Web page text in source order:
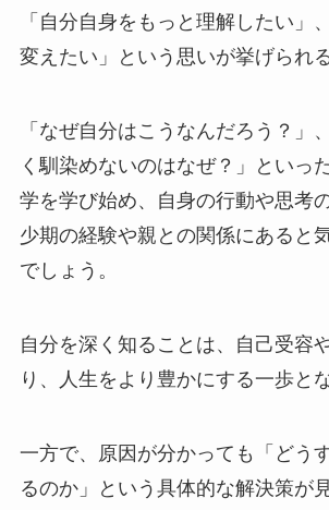
「自分自身をもっと理解したい」
変えたい」という思いが挙げられ
「なぜ自分はこうなんだろう？」
く馴染めないのはなぜ？」といっ
学を学び始め、自身の行動や思考
少期の経験や親との関係にあると
でしょう。
自分を深く知ることは、自己受容
り、人生をより豊かにする一歩と
一方で、原因が分かっても「どう
るのか」という具体的な解決策が